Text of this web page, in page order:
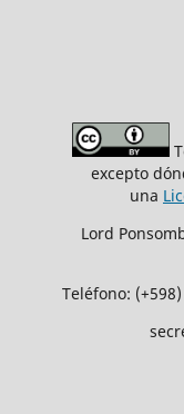
excepto
una
Lord
Teléfono: